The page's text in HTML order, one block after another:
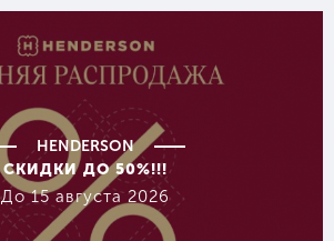
HENDERSON
СКИДКИ ДО 50%!!!
До 15 августа 2026